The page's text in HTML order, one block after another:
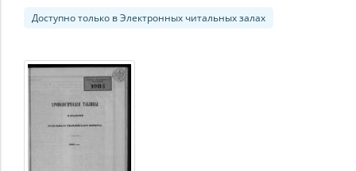
Доступно только в Электронных читальных залах